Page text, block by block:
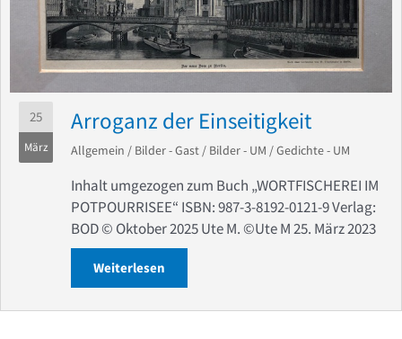
25
März
Arroganz der Einseitigkeit
Allgemein / Bilder - Gast / Bilder - UM /Gedichte - UM
Inhalt umgezogen zum Buch „WORTFISCHEREI IM
POTPOURRISEE“ ISBN: 987-3-8192-0121-9 Verlag:
BOD ©️ Oktober 2025 Ute M. ©️Ute M 25. März 2023
Weiterlesen